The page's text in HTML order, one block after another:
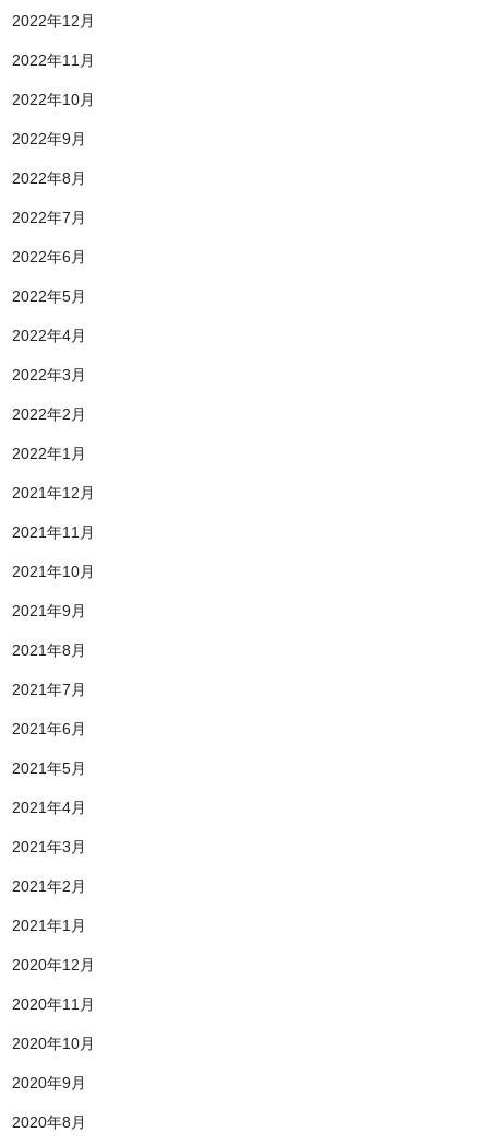
2022年12月
2022年11月
2022年10月
2022年9月
2022年8月
2022年7月
2022年6月
2022年5月
2022年4月
2022年3月
2022年2月
2022年1月
2021年12月
2021年11月
2021年10月
2021年9月
2021年8月
2021年7月
2021年6月
2021年5月
2021年4月
2021年3月
2021年2月
2021年1月
2020年12月
2020年11月
2020年10月
2020年9月
2020年8月